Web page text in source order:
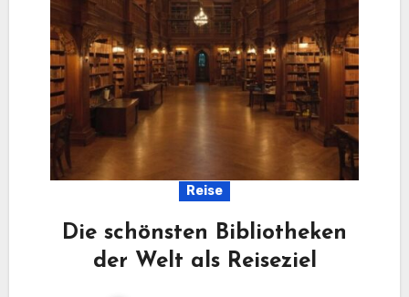
Reise
Die schönsten Bibliotheken
der Welt als Reiseziel